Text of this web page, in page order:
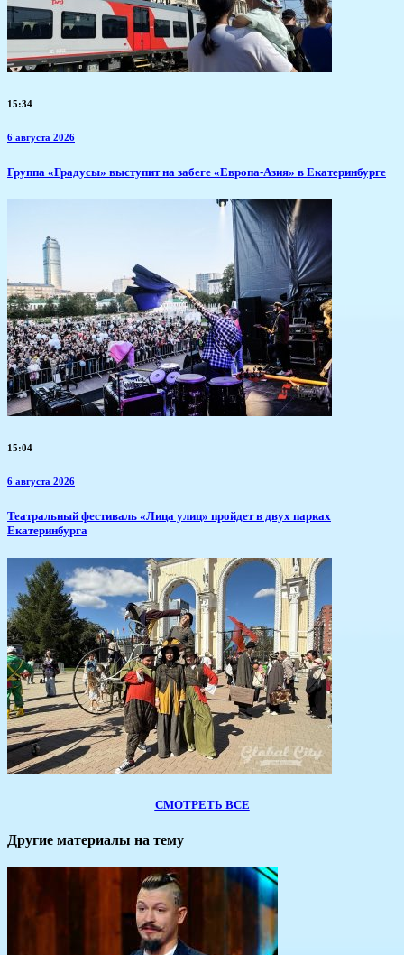
15:34
6 августа 2026
​Группа «Градусы» выступит на забеге «Европа-Азия» в Екатеринбурге
15:04
6 августа 2026
​Театральный фестиваль «Лица улиц» пройдет в двух парках
Екатеринбурга
СМОТРЕТЬ ВСЕ
Другие материалы на тему